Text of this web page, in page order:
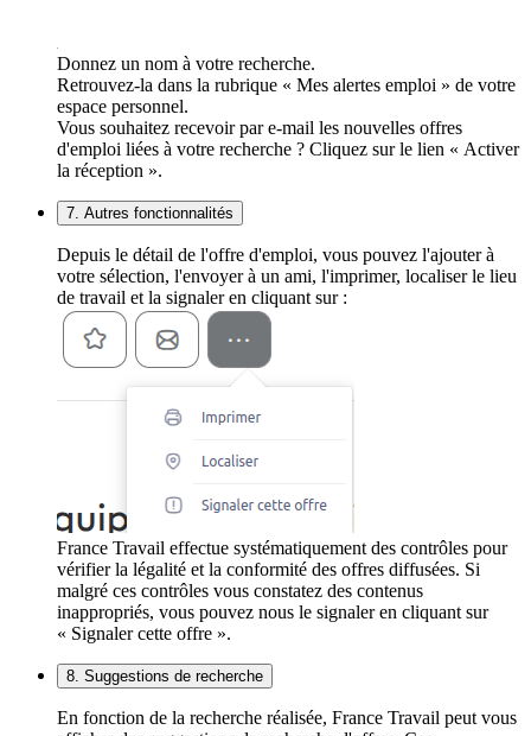
Donnez un nom à votre recherche.
Retrouvez-la dans la rubrique « Mes alertes emploi » de votre
espace personnel.
Vous souhaitez recevoir par e-mail les nouvelles offres
d'emploi liées à votre recherche ? Cliquez sur le lien « Activer
la réception ».
7. Autres fonctionnalités
Depuis le détail de l'offre d'emploi, vous pouvez l'ajouter à
votre sélection, l'envoyer à un ami, l'imprimer, localiser le lieu
de travail et la signaler en cliquant sur :
France Travail effectue systématiquement des contrôles pour
vérifier la légalité et la conformité des offres diffusées. Si
malgré ces contrôles vous constatez des contenus
inappropriés, vous pouvez nous le signaler en cliquant sur
« Signaler cette offre ».
8. Suggestions de recherche
En fonction de la recherche réalisée, France Travail peut vous